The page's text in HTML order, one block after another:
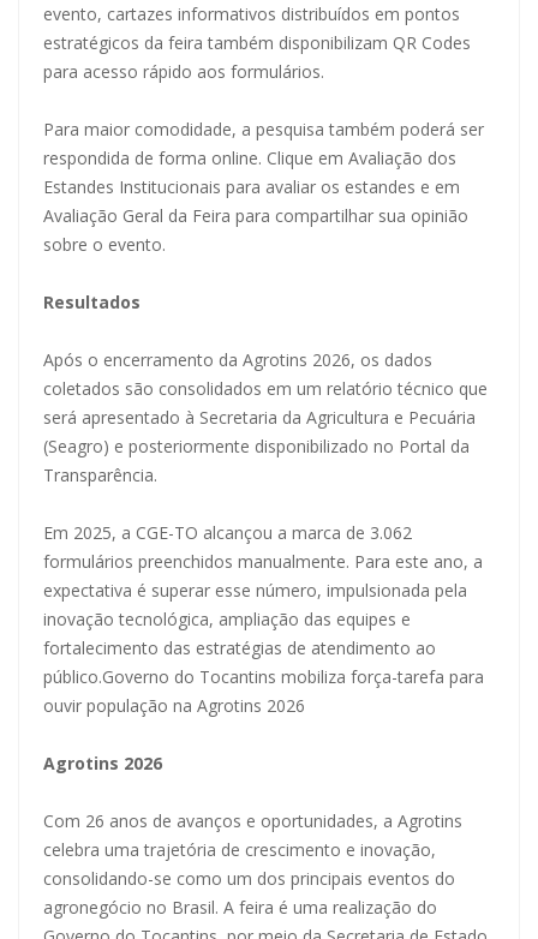
evento, cartazes informativos distribuídos em pontos
estratégicos da feira também disponibilizam QR Codes
para acesso rápido aos formulários.
Para maior comodidade, a pesquisa também poderá ser
respondida de forma online. Clique em Avaliação dos
Estandes Institucionais para avaliar os estandes e em
Avaliação Geral da Feira para compartilhar sua opinião
sobre o evento.
Resultados
Após o encerramento da Agrotins 2026, os dados
coletados são consolidados em um relatório técnico que
será apresentado à Secretaria da Agricultura e Pecuária
(Seagro) e posteriormente disponibilizado no Portal da
Transparência.
Em 2025, a CGE-TO alcançou a marca de 3.062
formulários preenchidos manualmente. Para este ano, a
expectativa é superar esse número, impulsionada pela
inovação tecnológica, ampliação das equipes e
fortalecimento das estratégias de atendimento ao
público.Governo do Tocantins mobiliza força-tarefa para
ouvir população na Agrotins 2026
Agrotins 2026
Com 26 anos de avanços e oportunidades, a Agrotins
celebra uma trajetória de crescimento e inovação,
consolidando-se como um dos principais eventos do
agronegócio no Brasil. A feira é uma realização do